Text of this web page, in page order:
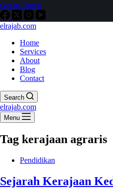
Get in Touch
elrajab.com
Home
Services
About
Blog
Contact
Search
elrajab.com
Menu
Tag kerajaan agraris
Pendidikan
Sejarah Kerajaan